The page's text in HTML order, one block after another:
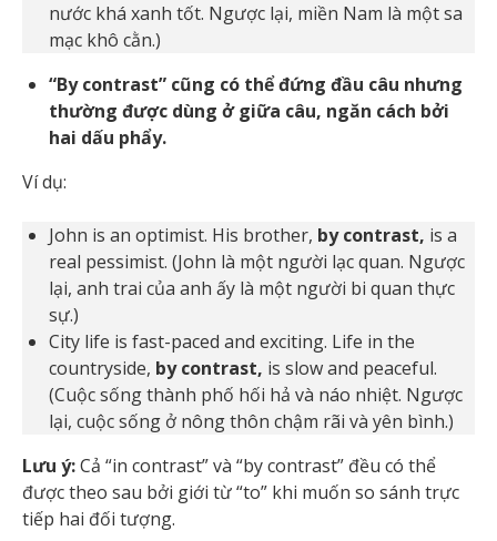
nước khá xanh tốt. Ngược lại, miền Nam là một sa
mạc khô cằn.)
“By contrast” cũng có thể đứng đầu câu nhưng
thường được dùng ở giữa câu, ngăn cách bởi
hai dấu phẩy.
Ví dụ:
John is an optimist. His brother, by contrast, is a
real pessimist. (John là một người lạc quan. Ngược
lại, anh trai của anh ấy là một người bi quan thực
sự.)
City life is fast-paced and exciting. Life in the
countryside, by contrast, is slow and peaceful.
(Cuộc sống thành phố hối hả và náo nhiệt. Ngược
lại, cuộc sống ở nông thôn chậm rãi và yên bình.)
Lưu ý:Cả “in contrast” và “by contrast” đều có thể
được theo sau bởi giới từ “to” khi muốn so sánh trực
tiếp hai đối tượng.